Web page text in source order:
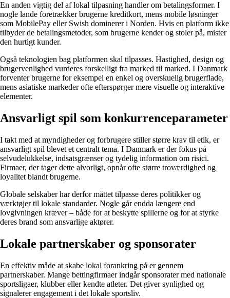
En anden vigtig del af lokal tilpasning handler om betalingsformer. I
nogle lande foretrækker brugerne kreditkort, mens mobile løsninger
som MobilePay eller Swish dominerer i Norden. Hvis en platform ikke
tilbyder de betalingsmetoder, som brugerne kender og stoler på, mister
den hurtigt kunder.
Også teknologien bag platformen skal tilpasses. Hastighed, design og
brugervenlighed vurderes forskelligt fra marked til marked. I Danmark
forventer brugerne for eksempel en enkel og overskuelig brugerflade,
mens asiatiske markeder ofte efterspørger mere visuelle og interaktive
elementer.
Ansvarligt spil som konkurrenceparameter
I takt med at myndigheder og forbrugere stiller større krav til etik, er
ansvarligt spil blevet et centralt tema. I Danmark er der fokus på
selvudelukkelse, indsatsgrænser og tydelig information om risici.
Firmaer, der tager dette alvorligt, opnår ofte større troværdighed og
loyalitet blandt brugerne.
Globale selskaber har derfor måttet tilpasse deres politikker og
værktøjer til lokale standarder. Nogle går endda længere end
lovgivningen kræver – både for at beskytte spillerne og for at styrke
deres brand som ansvarlige aktører.
Lokale partnerskaber og sponsorater
En effektiv måde at skabe lokal forankring på er gennem
partnerskaber. Mange bettingfirmaer indgår sponsorater med nationale
sportsligaer, klubber eller kendte atleter. Det giver synlighed og
signalerer engagement i det lokale sportsliv.